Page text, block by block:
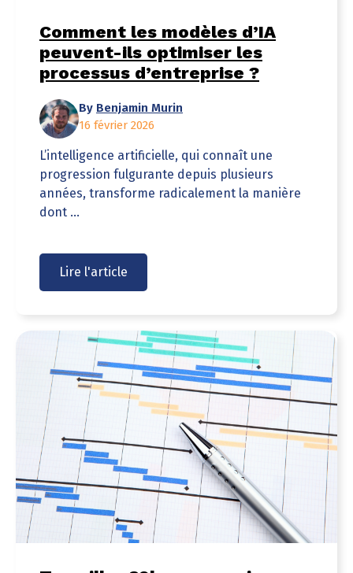
Comment les modèles d’IA
peuvent-ils optimiser les
processus d’entreprise ?
By Benjamin Murin
16 février 2026
L’intelligence artificielle, qui connaît une
progression fulgurante depuis plusieurs
années, transforme radicalement la manière
dont ...
Lire l'article